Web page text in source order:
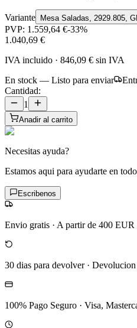
Variante Mesa Saladas, 2929.805,
PVP: 1.559,64 €-33%
1.040,69 €
IVA incluido · 846,09 € sin IVA
En stock — Listo para enviar
Cantidad:
1
Anadir al carrito
Necesitas ayuda?
Estamos aqui para ayudarte en
Escribenos
Envio gratis · A partir de 400 EUR
30 dias para devolver· Devolucion
100% Pago Seguro · Visa,